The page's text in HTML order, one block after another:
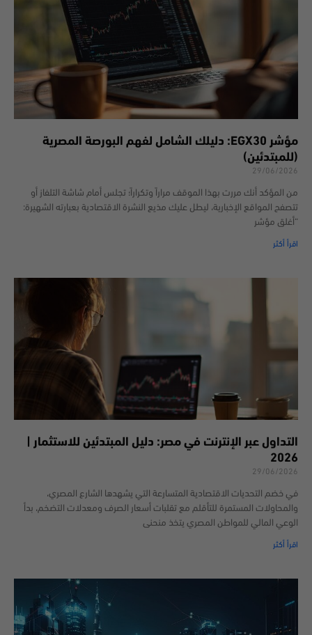
مؤشر EGX30: دليلك الشامل لفهم البورصة المصرية
(للمبتدئين)
29/06/2026
من المؤكد أنك مررت بهذا الموقف مراراً وتكراراً؛ تجلس أمام شاشة التلفاز أو
تتصفح المواقع الإخبارية، ليطل عليك مذيع النشرة الاقتصادية بعبارته الشهيرة:
“أغلق مؤشر
اقرأ أكثر
التداول عبر الإنترنت في مصر: دليل المبتدئين للاستثمار |
2026
29/06/2026
في خضم التحديات الاقتصادية المتسارعة التي يشهدها الشارع المصري،
والمحاولات المستمرة للتأقلم مع تقلبات أسعار الصرف ومعدلات التضخم، بدأ
الوعي المالي للمواطن المصري يتخذ منحنى
اقرأ أكثر